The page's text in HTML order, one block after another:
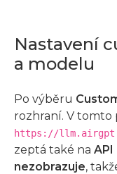
Nastavení
a modelu
Po výběru
rozhraní. V tomto
https://
zeptá také na API
nezobrazuje,